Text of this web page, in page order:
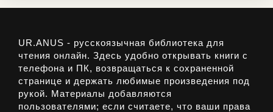
UR.ANUS - русскоязычная библиотека для
чтения онлайн. Здесь удобно открывать книги с
телефона и ПК, возвращаться к сохраненной
странице и держать любимые произведения под
рукой. Материалы добавляются
пользователями; если считаете, что ваши права